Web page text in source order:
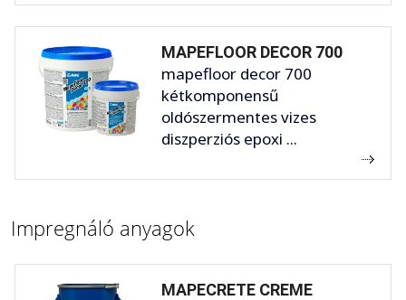
MAPEFLOOR DECOR 700
mapefloor decor 700
kétkomponensű
oldószermentes vizes
diszperziós epoxi ...
Impregnáló anyagok
MAPECRETE CREME